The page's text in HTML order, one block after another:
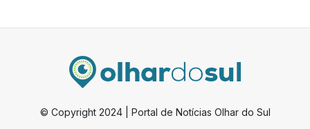
© Copyright 2024 | Portal de Notícias Olhar do Sul